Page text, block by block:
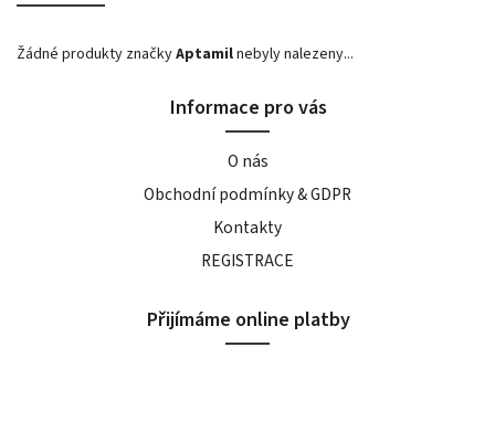
Žádné produkty značkyAptamilnebyly nalezeny...
Informace pro vás
O nás
Obchodní podmínky & GDPR
Kontakty
REGISTRACE
Přijímáme online platby